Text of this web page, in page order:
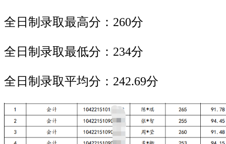
全日制录取最高分：260分
全日制录取最低分：234分
全日制录取平均分：242.69分